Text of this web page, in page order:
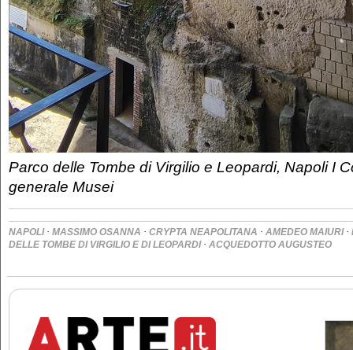
Parco delle Tombe di Virgilio e Leopardi, Napoli I
generale Musei
NAPOLI· MASSIMO OSANNA · CRYPTA NEAPOLITANA · AMEDEO MAIURI·
DELLE TOMBE DI VIRGILIO E DI LEOPARDI· ACQUEDOTTO AUGUSTEO